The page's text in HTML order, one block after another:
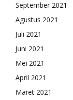
September 2021
Agustus 2021
Juli 2021
Juni 2021
Mei 2021
April 2021
Maret 2021